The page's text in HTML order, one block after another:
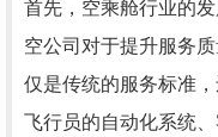
首先，空乘舱行业的
空公司对于提升服务
仅是传统的服务标准
飞行员的自动化系统